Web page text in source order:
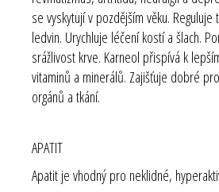
se vyskytují v pozdějším věku.
ledvin. Urychluje léčení kostí a šlach.
srážlivost krve. Karneol přispívá k
vitaminů a minerálů. Zajišťuje dobré
orgánů a tkání.
APATIT
Apatit je vhodný pro neklidné,